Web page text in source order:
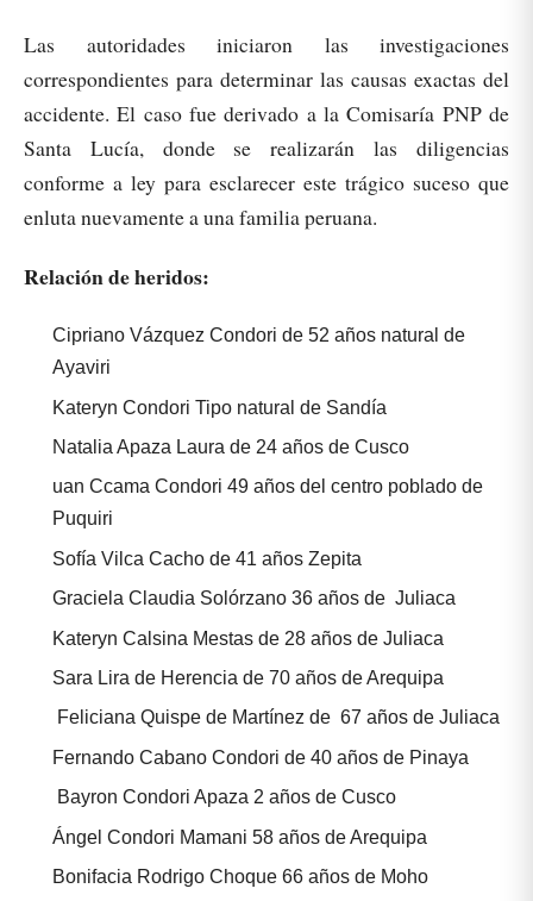
Las autoridades iniciaron las investigaciones
correspondientes para determinar las causas exactas del
accidente. El caso fue derivado a la Comisaría PNP de
Santa Lucía, donde se realizarán las diligencias
conforme a ley para esclarecer este trágico suceso que
enluta nuevamente a una familia peruana.
Relación de heridos:
Cipriano Vázquez Condori de 52 años natural de
Ayaviri
Kateryn Condori Tipo natural de Sandía
Natalia Apaza Laura de 24 años de Cusco
uan Ccama Condori 49 años del centro poblado de
Puquiri
Sofía Vilca Cacho de 41 años Zepita
Graciela Claudia Solórzano 36 años de Juliaca
Kateryn Calsina Mestas de 28 años de Juliaca
Sara Lira de Herencia de 70 años de Arequipa
Feliciana Quispe de Martínez de 67 años de Juliaca
Fernando Cabano Condori de 40 años de Pinaya
Bayron Condori Apaza 2 años de Cusco
Ángel Condori Mamani 58 años de Arequipa
Bonifacia Rodrigo Choque 66 años de Moho